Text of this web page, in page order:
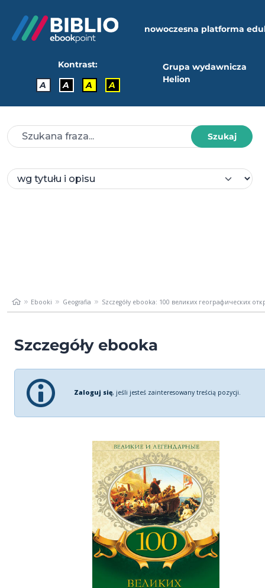
nowoczesna platforma
Kontrast:
A
A A A
Grupa wydawnicza
Helion
Szukaj
Ebooki Geografia Szczegóły ebooka: 100 великих географических
Szczegóły ebooka
Zaloguj się, jeśli jesteś zainteresowany treścią pozycji.